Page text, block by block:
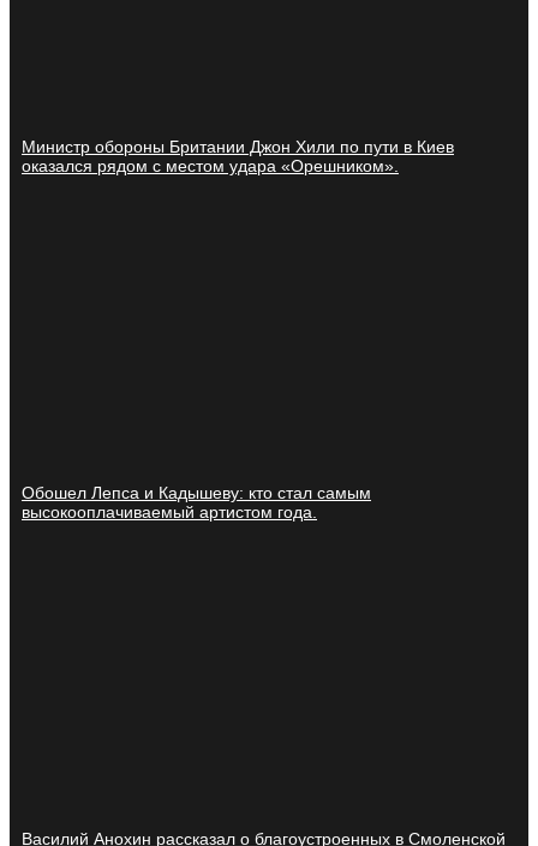
Министр обороны Британии Джон Хили по пути в Киев
оказался рядом с местом удара «Орешником».
Обошел Лепса и Кадышеву: кто стал самым
высокооплачиваемый артистом года.
Василий Анохин рассказал о благоустроенных в Смоленской